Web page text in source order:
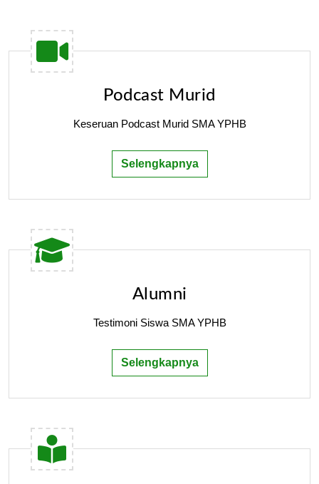
Podcast Murid
Keseruan Podcast Murid SMA YPHB
Selengkapnya
Alumni
Testimoni Siswa SMA YPHB
Selengkapnya